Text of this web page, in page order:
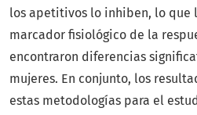
los apetitivos lo inhiben, lo que
marcador fisiológico de la
encontraron diferencias
mujeres. En conjunto, los
estas metodologías para el